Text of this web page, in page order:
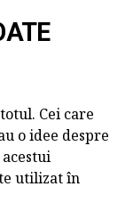
Cei care
o idee despre
utilizat în